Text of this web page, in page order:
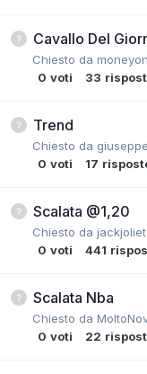
Cavallo Del
Chiesto da
0 voti 33
Trend
Chiesto da
0 voti 17
Scalata @1,20
Chiesto da jackjoliet
0 voti 441
Scalata Nba
Chiesto da
0 voti 22